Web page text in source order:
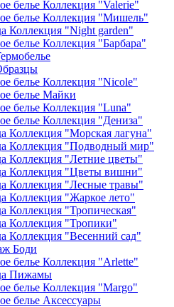
белье Коллекция "Valerie"
белье Коллекция "Мишель"
Коллекция "Night garden"
белье Коллекция "Барбара"
белье Коллекция "Nicole"
белье Майки
белье Коллекция "Luna"
белье Коллекция "Дениза"
Коллекция "Морская лагуна"
Коллекция "Подводный мир"
Коллекция "Летние цветы"
Коллекция "Цветы вишни"
Коллекция "Лесные травы"
Коллекция "Жаркое лето"
Коллекция "Тропическая"
Коллекция "Тропики"
Коллекция "Весенний сад"
Боди
белье Коллекция "Arlette"
Пижамы
белье Коллекция "Margo"
белье Аксессуары